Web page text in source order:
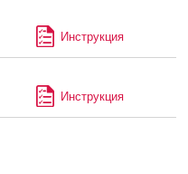
Инструкция
Инструкция